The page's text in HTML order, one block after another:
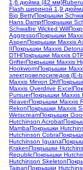
1,6 дюйма (42 мм)
Flash шириной 1,9
Big BettyПокрышки
Hans DampfПокрышки
Schwalbe Wicked Will
AggressorПокрышки
AspenПокрышки Maxxis
IIПокрышки Maxxis
DTHПокрышки Maxxis
GrifterПокрышки Maxxis
HookwormПокрышки
электровелосипедов (E-
Maxxis Minion Dhf
Maxxis Overdrive Excel
PursuerПокрышки Maxxis
ReaverПокрышки Maxxis
RekonПокрышки Maxxis
WetscreamПокрышки
Hutchinson Acrobat
MambaПокрышки
Hutchinson Cobra
Hutchinson Iguana
KrakenПокрышки
RepublicПокрышки
Hutchinson Skeleton
TaipanПокрышки